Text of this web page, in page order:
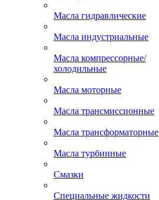
Масла гидравлические
Масла индустриальные
Масла компрессорные/
холодильные
Масла моторные
Масла трансмиссионные
Масла трансформаторные
Масла турбинные
Смазки
Специальные жидкости